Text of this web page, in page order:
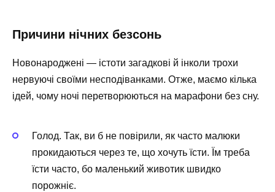
Причини нічних безсонь
Новонароджені — істоти загадкові й інколи трохи
нервуючі своїми несподіванками. Отже, маємо кілька
ідей, чому ночі перетворюються на марафони без сну.
Голод. Так, ви б не повірили, як часто малюки
прокидаються через те, що хочуть їсти. Їм треба
їсти часто, бо маленький животик швидко
порожніє.